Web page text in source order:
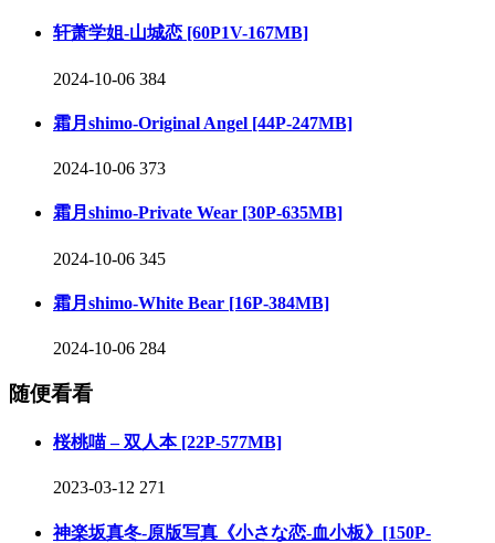
轩萧学姐-山城恋 [60P1V-167MB]
2024-10-06 384
霜月shimo-Original Angel [44P-247MB]
2024-10-06 373
霜月shimo-Private Wear [30P-635MB]
2024-10-06 345
霜月shimo-White Bear [16P-384MB]
2024-10-06 284
随便看看
桜桃喵 – 双人本 [22P-577MB]
2023-03-12 271
神楽坂真冬-原版写真《小さな恋-血小板》[150P-